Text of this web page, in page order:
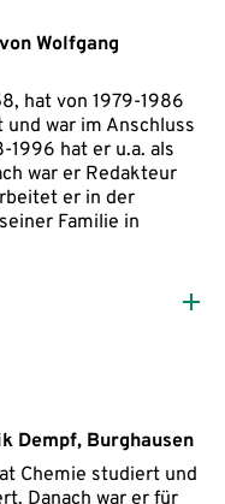
Wolfgang
hat von 1979-1986
war im Anschluss
1996 hat er u.a. als
war er Redakteur
er in der
Familie in
Dempf, Burghausen
Chemie studiert und
Danach war er für